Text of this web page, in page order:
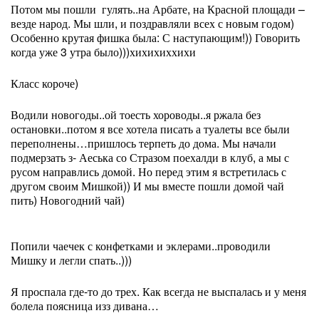
Потом мы пошли гулять..на Арбате, на Красной площади –
везде народ. Мы шли, и поздравляли всех с новым годом)
Особенно крутая фишка была: С наступающим!)) Говорить
когда уже 3 утра было)))хихихиххихи
Класс короче)
Водили новогоды..ой тоесть хороводы..я ржала без
остановки..потом я все хотела писать а туалеты все были
переполнены…пришлось терпеть до дома. Мы начали
подмерзать з- Аеська со Стразом поехалди в клуб, а мы с
русом направлись домой. Но перед этим я встретилась с
другом своим Мишкой)) И мы вместе пошли домой чай
пить) Новогодний чай)
Попили чаечек с конфетками и эклерами..проводили
Мишку и легли спать..)))
Я проспала где-то до трех. Как всегда не выспалась и у меня
болела поясница изз дивана…